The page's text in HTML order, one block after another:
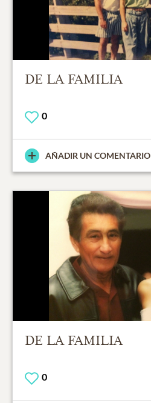
DE LA FAMILIA
0
AÑADIR UN COMENTARIO
DE LA FAMILIA
0